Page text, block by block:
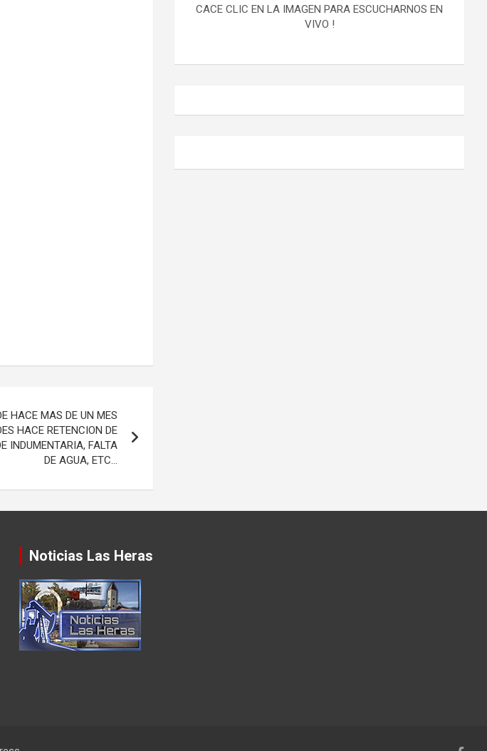
HACE MAS DE UN MES
HACE RETENCION DE
INDUMENTARIA, FALTA
DE AGUA, ETC…
CACE CLIC EN LA IMAGEN PARA ESCUCHARNOS EN
VIVO !
Noticias Las Heras